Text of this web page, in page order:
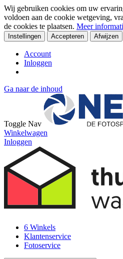
Wij gebruiken cookies om uw
voldoen aan de cookie wetgeving,
de cookies te plaatsen. Meer
Instellingen Accepteren Afwijzen
Account
Inloggen
Ga naar de inhoud
Toggle Nav
Winkelwagen
Inloggen
6 Winkels
Klantenservice
Fotoservice